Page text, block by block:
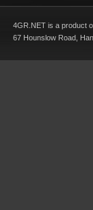
4GR.NET is a product
67 Hounslow Road,